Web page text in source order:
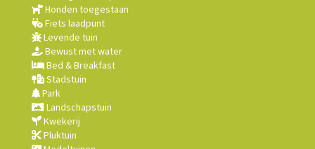
Honden toegestaan
Fiets laadpunt
Levende tuin
Bewust met water
Bed & Breakfast
Stadstuin
Park
Landschapstuin
Kwekerij
Pluktuin